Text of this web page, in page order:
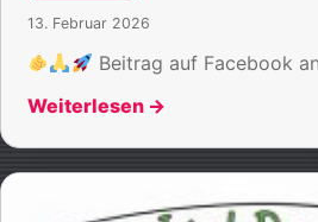
13. Februar 2026
Beitrag auf Facebook
Weiterlesen →